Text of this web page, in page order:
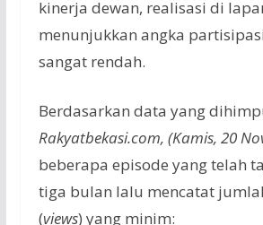
kinerja dewan, realisasi di
menunjukkan angka
sangat rendah.
Berdasarkan data yang
Rakyatbekasi.com, (Kamis, 20
beberapa episode yang telah
tiga bulan lalu mencatat
(views) yang minim: